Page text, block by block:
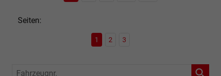
Seiten:
1 2 3
Fahrzeugnr.